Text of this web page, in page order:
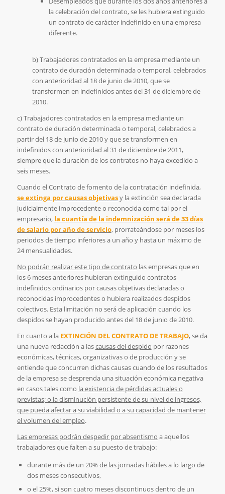
la celebración del contrato, se les hubiera extinguido
un contrato de carácter indefinido en una empresa
diferente.
b) Trabajadores contratados en la empresa mediante un
contrato de duración determinada o temporal, celebrados
con anterioridad al 18 de junio de 2010, que se
transformen en indefinidos antes del 31 de diciembre de
2010.
c) Trabajadores contratados en la empresa mediante un
contrato de duración determinada o temporal, celebrados a
partir del 18 de junio de 2010 y que se transformen en
indefinidos con anterioridad al 31 de diciembre de 2011,
siempre que la duración de los contratos no haya excedido a
seis meses.
Cuando el Contrato de fomento de la contratación indefinida,
se extinga por causas objetivasy la extinción sea declarada
judicialmente improcedente o reconocida como tal por el
empresario, la cuantía de la indemnización será de 33 días
de salario por año de servicio, prorrateándose por meses los
periodos de tiempo inferiores a un año y hasta un máximo de
24 mensualidades.
No podrán realizar este tipo de contrato las empresas que en
los 6 meses anteriores hubieran extinguido contratos
indefinidos ordinarios por causas objetivas declaradas o
reconocidas improcedentes o hubiera realizados despidos
colectivos. Esta limitación no será de aplicación cuando los
despidos se hayan producido antes del 18 de junio de 2010.
En cuanto a la EXTINCIÓN DEL CONTRATO DE TRABAJO, se da
una nueva redacción a lascausas del despido por razones
económicas, técnicas, organizativas o de producción y se
entiende que concurren dichas causas cuando de los resultados
de la empresa se desprenda una situación económica negativa
en casos tales como la existencia de pérdidas actuales o
previstas; o la disminución persistente de su nivel de ingresos,
que pueda afectar a su viabilidad o a su capacidad de mantener
el volumen del empleo.
Las empresas podrán despedir por absentismo a aquellos
trabajadores que falten a su puesto de trabajo:
durante más de un 20% de las jornadas hábiles a lo largo de
dos meses consecutivos,
o el 25%, si son cuatro meses discontinuos dentro de un